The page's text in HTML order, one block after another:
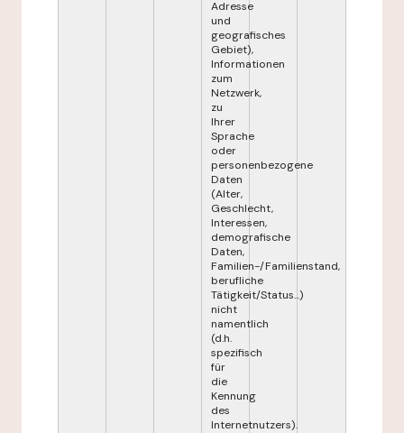
Adresse
und
geografisches
Gebiet),
Informationen
zum
Netzwerk,
zu
Ihrer
Sprache
oder
personenbezogene
Daten
(Alter,
Geschlecht,
Interessen,
demografische
Daten,
Familien-/Familienstand,
berufliche
Tätigkeit/Status...)
nicht
namentlich
(d.h.
spezifisch
für
die
Kennung
des
Internetnutzers).